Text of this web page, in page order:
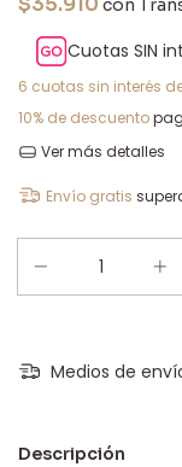
con
Cuotas SIN
6 cuotas sin interés
10% de descuento
Ver más detalles
Envío gratis
Medios de
Descripción